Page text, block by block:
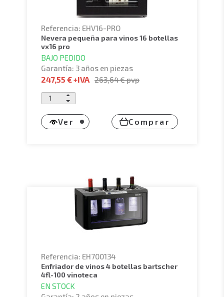
Referencia: EHV16-PRO
nevera pequeña para vinos 16 botellas
vx16 pro
BAJO PEDIDO
Garantía: 3 años en piezas
247,55 €+IVA 263,64 €pvp
Ver Comprar
Referencia: EH700134
enfriador de vinos 4 botellas bartscher
4fl-100 vinoteca
EN STOCK